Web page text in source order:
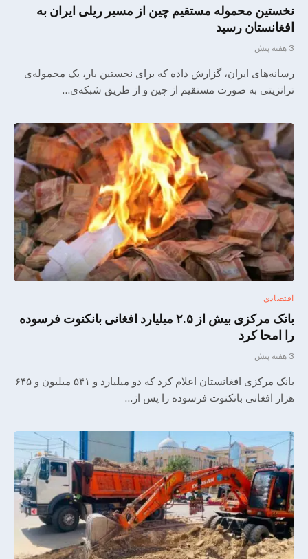
نخستین محموله مستقیم چین از مسیر ریلی ایران به
افغانستان رسید
3 هفته پیش
رسانه‌های ایران، گزارش داده‌ که برای نخستین‌ بار، یک محموله‌ی
ترانزیتی به ‌صورت مستقیم از چین و از طریق شبکه‌ی…
اقتصادی
بانک مرکزی بیش از ۲.۵ میلیارد افغانی بانکنوت فرسوده
را امحا کرد
3 هفته پیش
بانک مرکزی افغانستان اعلام کرد که دو میلیارد و ۵۴۱ میلیون و ۶۴۵
هزار افغانی بانکنوت فرسوده را پس از…